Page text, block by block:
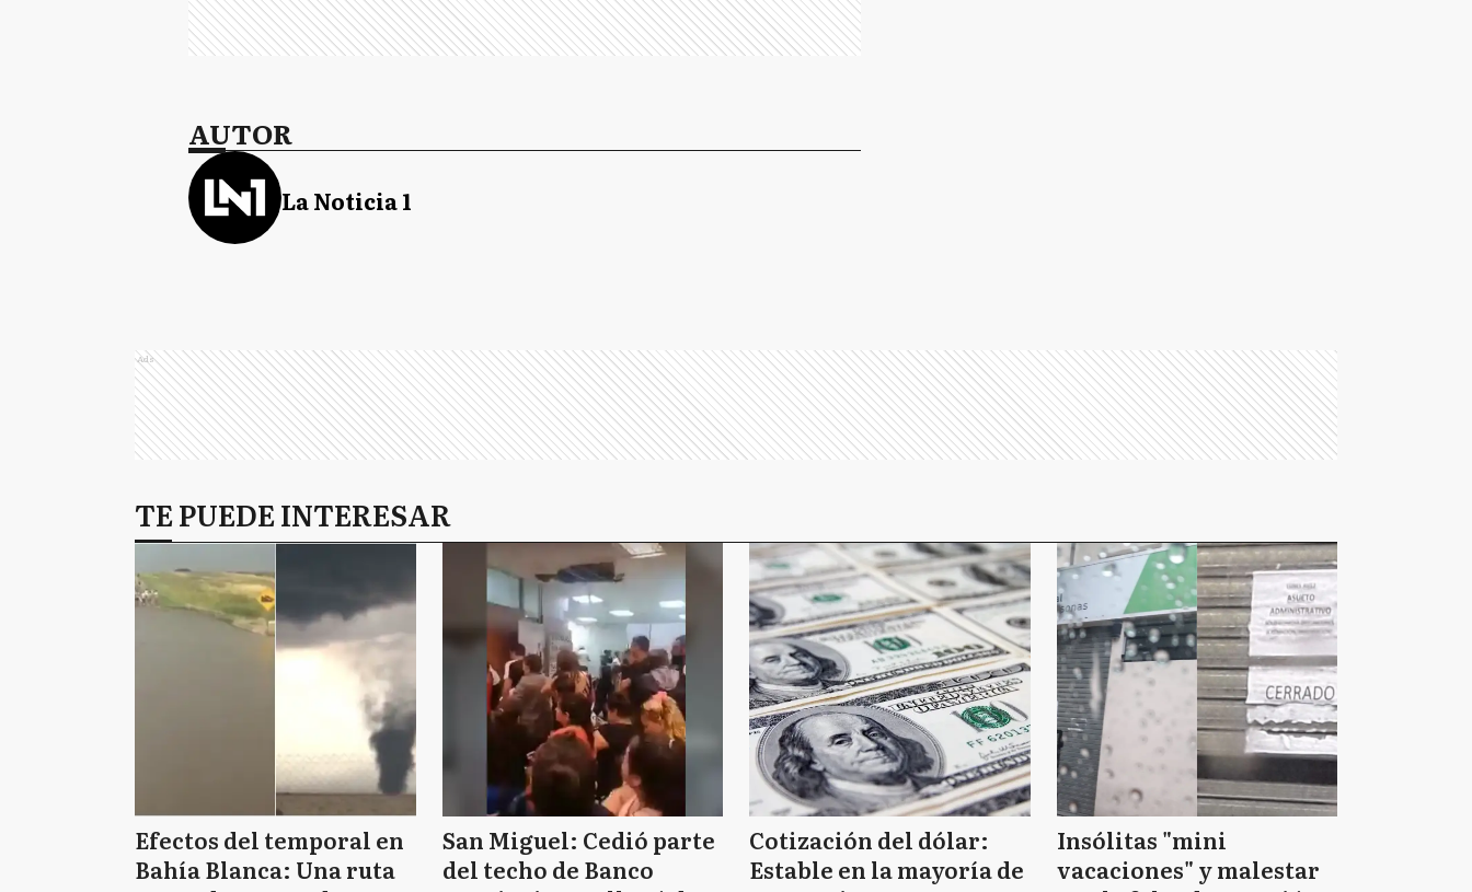
AUTOR
La Noticia 1
Ads
TE PUEDE INTERESAR
Efectos del temporal en
Bahía Blanca: Una ruta
San Miguel: Cedió parte
del techo de Banco
Cotización del dólar:
Estable en la mayoría de
Insólitas "mini
vacaciones" y malestar